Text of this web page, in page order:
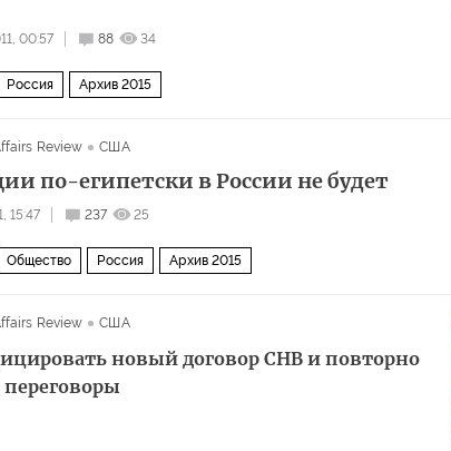
00:57 88 34
Россия Архив 2015
Review США
по-египетски в России не будет
15:47 237 25
Общество Россия Архив 2015
Review США
новый договор СНВ и повторно